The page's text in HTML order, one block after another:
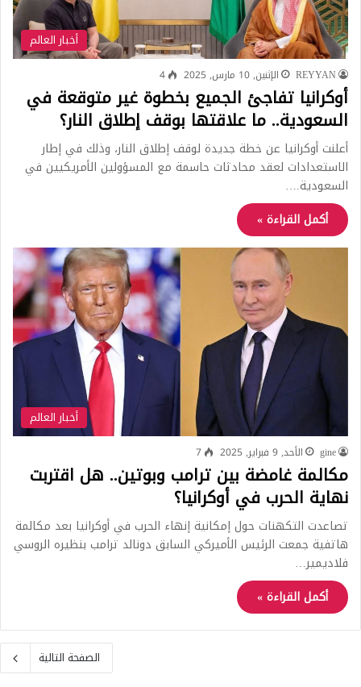
أخبار العالم
REYYAN الإثنين, 10 مارس, 2025 4
أوكرانيا تفاجئ الجميع بخطوة غير متوقعة في
السعودية.. ما علاقتها بوقف إطلاق النار؟
أعلنت أوكرانيا عن خطة جديدة لوقف إطلاق النار، وذلك في إطار
الاستعدادات لعقد محادثات حاسمة مع المسؤولين الأمريكيين في
السعودية.…
أكمل القراءة »
أخبار العالم
gine الأحد, 9 فبراير, 2025 7
مكالمة غامضة بين ترامب وبوتين.. هل اقتربت
نهاية الحرب في أوكرانيا؟
تصاعدت التكهنات حول إمكانية إنهاء الحرب في أوكرانيا بعد مكالمة
هاتفية جمعت الرئيس الأميركي السابق دونالد ترامب بنظيره الروسي
فلاديمير…
أكمل القراءة »
الصفحة التالية